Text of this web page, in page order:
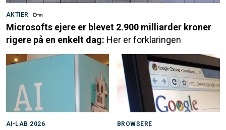
AKTIER
Microsofts ejere er blevet 2.900 milliarder kroner
rigere på en enkelt dag: Her er forklaringen
AI-LAB 2026 BROWSERE